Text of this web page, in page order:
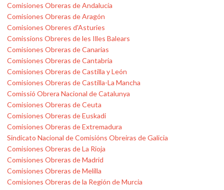
Comisiones Obreras de Andalucía
Comisiones Obreras de Aragón
Comisiones Obreres d'Asturies
Comissions Obreres de les Illes Balears
Comisiones Obreras de Canarias
Comisiones Obreras de Cantabria
Comisiones Obreras de Castilla y León
Comisiones Obreras de Castilla-La Mancha
Comissió Obrera Nacional de Catalunya
Comisiones Obreras de Ceuta
Comisiones Obreras de Euskadi
Comisiones Obreras de Extremadura
Sindicato Nacional de Comisións Obreiras de Galicia
Comisiones Obreras de La Rioja
Comisiones Obreras de Madrid
Comisiones Obreras de Melilla
Comisiones Obreras de la Región de Murcia